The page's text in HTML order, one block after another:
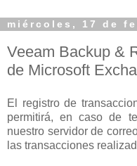
miércoles, 17 de
Veeam Backup &
de Microsoft
El registro de
permitirá, en caso de
nuestro servidor de
las transacciones